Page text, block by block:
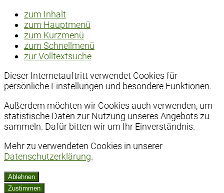
zum Inhalt
zum Hauptmenü
zum Kurzmenü
zum Schnellmenü
zur Volltextsuche
Dieser Internetauftritt verwendet Cookies für
persönliche Einstellungen und besondere Funktionen.
Außerdem möchten wir Cookies auch verwenden, um
statistische Daten zur Nutzung unseres Angebots zu
sammeln. Dafür bitten wir um Ihr Einverständnis.
Mehr zu verwendeten Cookies in unserer
Datenschutzerklärung.
Ablehnen
Zustimmen